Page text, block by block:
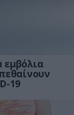
19